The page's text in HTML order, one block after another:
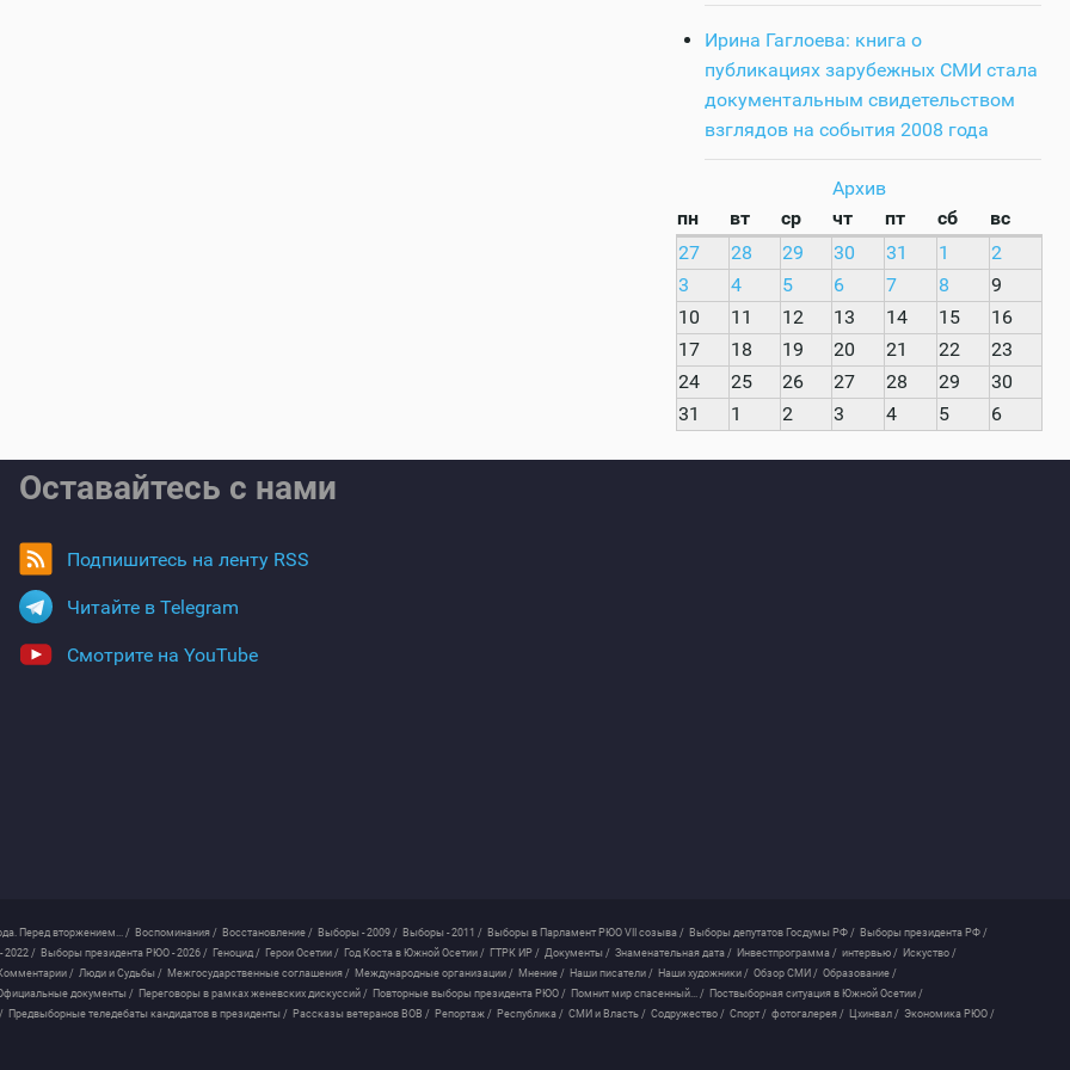
Ирина Гаглоева: книга о
публикациях зарубежных СМИ стала
документальным свидетельством
взглядов на события 2008 года
Архив
пн
вт ср чт пт сб
вс
27
28 29 30 31 1
2
3
4 5 6 7 8
9
10
11 12 13 14 15
16
17
18 19 20 21 22
23
24
25 26 27 28 29
30
31
1 2 3 4 5 6
Оставайтесь с нами
Подпишитесь на ленту RSS
Читайте в Telegram
Смотрите на YouTube
Перед вторжением... / Воспоминания / Восстановление / Выборы - 2009 / Выборы - 2011 / Выборы в Парламент РЮО VII созыва / Выборы депутатов Госдумы РФ / Выборы президента РФ /
2022 / Выборы президента РЮО - 2026 / Геноцид / Герои Осетии / Год Коста в Южной Осетии / ГТРК ИР / Документы / Знаменательная дата / Инвестпрограмма / интервью / Искуство /
/ Люди и Судьбы / Межгосударственные соглашения / Международные организации / Мнение / Наши писатели / Наши художники / Обзор СМИ / Образование /
документы / Переговоры в рамках женевских дискуссий / Повторные выборы президента РЮО / Помнит мир спасенный... / Поствыборная ситуация в Южной Осетии /
Предвыборные теледебаты кандидатов в президенты / Рассказы ветеранов ВОВ / Репортаж / Республика / СМИ и Власть / Содружество / Спорт / фотогалерея / Цхинвал / Экономика РЮО /